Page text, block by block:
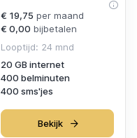
€ 19,75 per maand
€ 0,00 bijbetalen
Looptijd: 24 mnd
20 GB internet
400 belminuten
400 sms'jes
Bekijk